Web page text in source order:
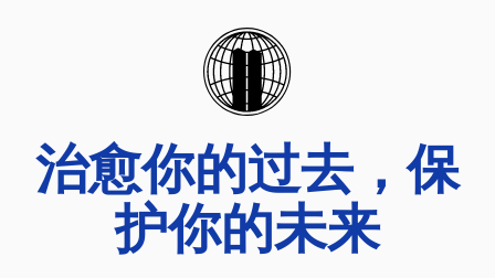
治愈你的过去，保
护你的未来